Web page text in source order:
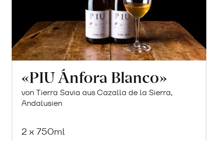
«PIU Ánfora Blanco»
von Tierra Savia aus Cazalla de la Sierra,
Andalusien
2 x 750ml